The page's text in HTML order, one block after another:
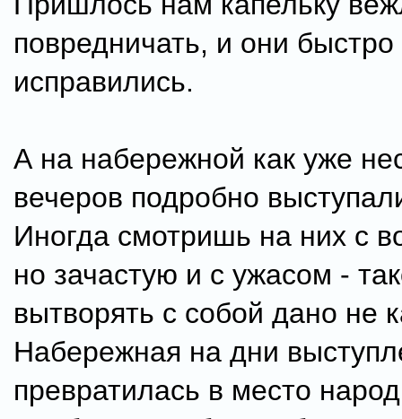
повредничать, и они быстро
исправились.
А на набережной как уже
вечеров подробно
Иногда смотришь на них с
но зачастую и с ужасом -
вытворять с собой дано не
Набережная на дни
превратилась в место